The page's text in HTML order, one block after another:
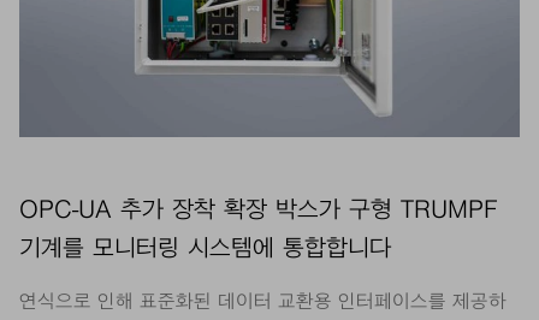
OPC-UA 추가 장착 확장 박스가 구형 TRUMPF
기계를 모니터링 시스템에 통합합니다
연식으로 인해 표준화된 데이터 교환용 인터페이스를 제공하